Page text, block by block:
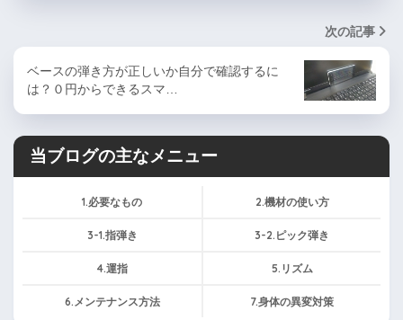
次の記事
ベースの弾き方が正しいか自分で確認するに
は？０円からできるスマ…
当ブログの主なメニュー
1.必要なもの 2.機材の使い方
3-1.指弾き 3-2.ピック弾き
4.運指 5.リズム
6.メンテナンス方法 7.身体の異変対策